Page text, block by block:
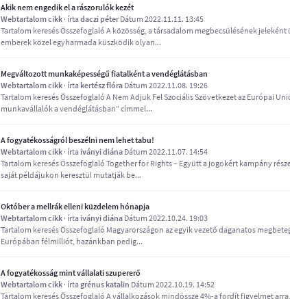
Akik nem engedik el a rászorulók kezét
Webtartalom cikk · írtadaczi péter Dátum 2022.11.11. 13:45
Tartalom keresés Összefoglaló A közösség, a társadalom megbecsülésének
emberek közel egyharmada küszködik olyan...
Megváltozott munkaképességű fiatalként a vendéglátásban
Webtartalom cikk · írta kertész flóra Dátum 2022.11.08. 19:26
Tartalom keresés Összefoglaló A Nem Adjuk Fel Szociális Szövetkezet az Európai
munkavállalók a vendéglátásban” címmel...
A fogyatékosságról beszélni nem lehet tabu!
Webtartalom cikk · írta iványi diána Dátum 2022.11.07. 14:54
Tartalom keresés Összefoglaló Together for Rights – Együtt a jogokért kampány
saját példájukon keresztül mutatják be...
Október a mellrák elleni küzdelem hónapja
Webtartalom cikk · írta iványi diána Dátum 2022.10.24. 19:03
Tartalom keresés Összefoglaló Magyarországon az egyik vezető daganatos
Európában félmilliót, hazánkban pedig...
A fogyatékosság mint vállalati szupererő
Webtartalom cikk · írtagrénus katalin Dátum 2022.10.19. 14:52
Tartalom keresés Összefoglaló A vállalkozások mindössze 4%-a fordít figyelmet